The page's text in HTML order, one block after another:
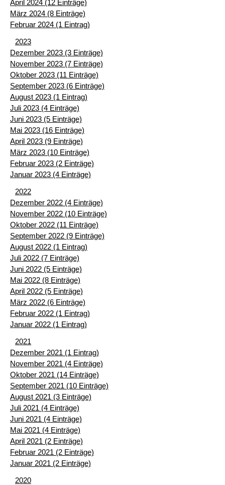
April 2024 (12 Einträge)
März 2024 (8 Einträge)
Februar 2024 (1 Eintrag)
2023
Dezember 2023 (3 Einträge)
November 2023 (7 Einträge)
Oktober 2023 (11 Einträge)
September 2023 (6 Einträge)
August 2023 (1 Eintrag)
Juli 2023 (4 Einträge)
Juni 2023 (5 Einträge)
Mai 2023 (16 Einträge)
April 2023 (9 Einträge)
März 2023 (10 Einträge)
Februar 2023 (2 Einträge)
Januar 2023 (4 Einträge)
2022
Dezember 2022 (4 Einträge)
November 2022 (10 Einträge)
Oktober 2022 (11 Einträge)
September 2022 (9 Einträge)
August 2022 (1 Eintrag)
Juli 2022 (7 Einträge)
Juni 2022 (5 Einträge)
Mai 2022 (8 Einträge)
April 2022 (5 Einträge)
März 2022 (6 Einträge)
Februar 2022 (1 Eintrag)
Januar 2022 (1 Eintrag)
2021
Dezember 2021 (1 Eintrag)
November 2021 (4 Einträge)
Oktober 2021 (14 Einträge)
September 2021 (10 Einträge)
August 2021 (3 Einträge)
Juli 2021 (4 Einträge)
Juni 2021 (4 Einträge)
Mai 2021 (4 Einträge)
April 2021 (2 Einträge)
Februar 2021 (2 Einträge)
Januar 2021 (2 Einträge)
2020